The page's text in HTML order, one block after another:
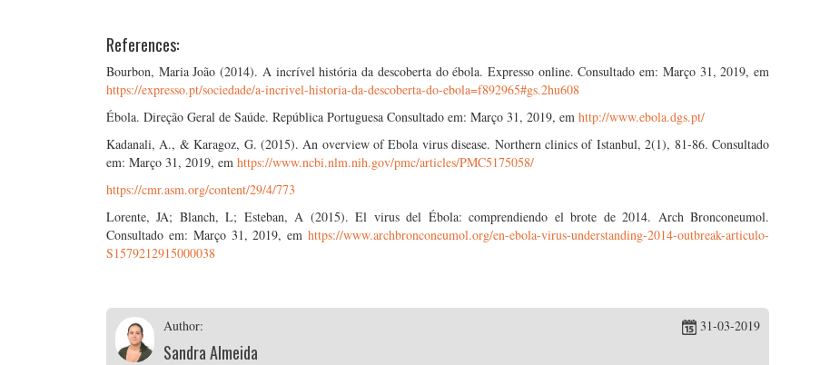
References:
Bourbon, Maria João (2014). A incrível história da descoberta do ébola. Expresso online.Consultado em: Março 31, 2019, em
https://expresso.pt/sociedade/a-incrivel-historia-da-descoberta-do-ebola=f892965#gs.2hu608
Ébola. Direção Geral de Saúde. República Portuguesa Consultado em: Março 31, 2019, em http://www.ebola.dgs.pt/
Kadanali, A., & Karagoz, G. (2015). An overview of Ebola virus disease. Northern clinics of Istanbul, 2(1), 81-86. Consultado
em: Março 31, 2019, em https://www.ncbi.nlm.nih.gov/pmc/articles/PMC5175058/
https://cmr.asm.org/content/29/4/773
Lorente, JA; Blanch, L; Esteban, A (2015). El virus del Ébola: comprendiendo el brote de 2014. Arch Bronconeumol.
Consultado em: Março 31, 2019, em https://www.archbronconeumol.org/en-ebola-virus-understanding-2014-outbreak-articulo-
S1579212915000038
Author:
Sandra Almeida
31-03-2019